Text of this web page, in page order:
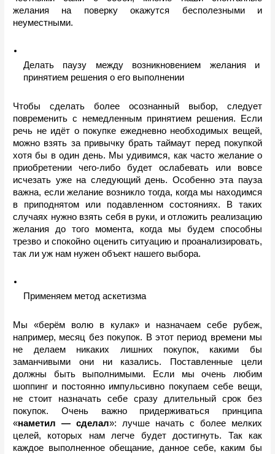
желания на поверку окажутся бесполезными и
неуместными.
Делать паузу между возникновением желания и
принятием решения о его выполнении
Чтобы сделать более осознанный выбор, следует
повременить с немедленным принятием решения. Если
речь не идёт о покупке ежедневно необходимых вещей,
можно взять за привычку брать таймаут перед покупкой
хотя бы в один день. Мы удивимся, как часто желание о
приобретении чего-либо будет ослабевать или вовсе
исчезать уже на следующий день. Особенно эта пауза
важна, если желание возникло тогда, когда мы находимся
в приподнятом или подавленном состояниях. В таких
случаях нужно взять себя в руки, и отложить реализацию
желания до того момента, когда мы будем способны
трезво и спокойно оценить ситуацию и проанализировать,
так ли уж нам нужен объект нашего выбора.
Применяем метод аскетизма
Мы «берём волю в кулак» и назначаем себе рубеж,
например, месяц без покупок. В этот период времени мы
не делаем никаких лишних покупок, какими бы
заманчивыми они ни казались. Поставленные цели
должны быть выполнимыми. Если мы очень любим
шоппинг и постоянно импульсивно покупаем себе вещи,
не стоит назначать себе сразу длительный срок без
покупок. Очень важно придерживаться принципа
«наметил — сделал»: лучше начать с более мелких
целей, которых нам легче будет достигнуть. Так как
каждое выполненное обещание, данное себе, каким бы